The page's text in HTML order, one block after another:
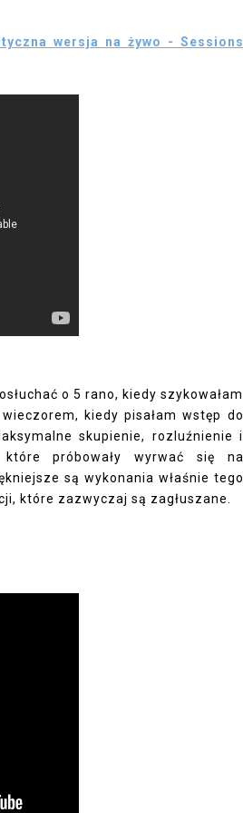
wersja na żywo - Sessions
o 5 rano, kiedy szykowałam
kiedy pisałam wstęp do
skupienie, rozluźnienie i
próbowały wyrwać się na
są wykonania właśnie tego
które zazwyczaj są zagłuszane.